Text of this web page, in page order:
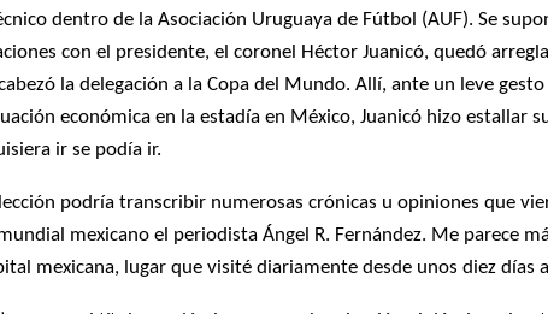
dentro de la Asociación Uruguaya de Fútbol (AUF). Se
con el presidente, el coronel Héctor Juanicó, quedó
la delegación a la Copa del Mundo. Allí, ante un leve
económica en la estadía en México, Juanicó hizo
ir se podía ir.
podría transcribir numerosas crónicas u opiniones que
mexicano el periodista Ángel R. Fernández. Me parece
mexicana, lugar que visité diariamente desde unos diez días